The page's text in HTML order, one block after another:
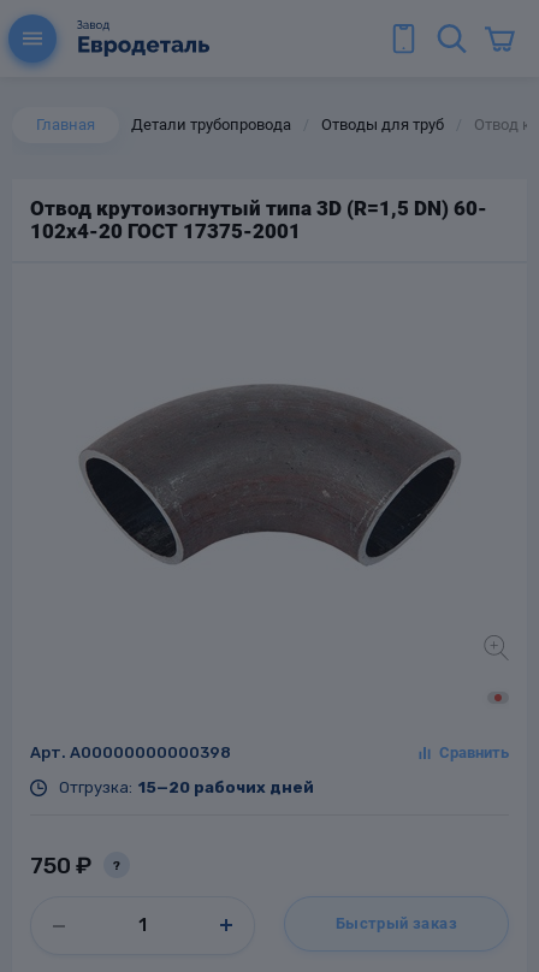
Главная Детали трубопровода Отводы для труб Отвод
Отвод крутоизогнутый типа 3D (R=1,5 DN) 60-
102х4-20 ГОСТ 17375-2001
Арт. A00000000000398
Отгрузка: 15—20 рабочих дней
750 ₽ ?
Быстрый заказ
для труб
стальные